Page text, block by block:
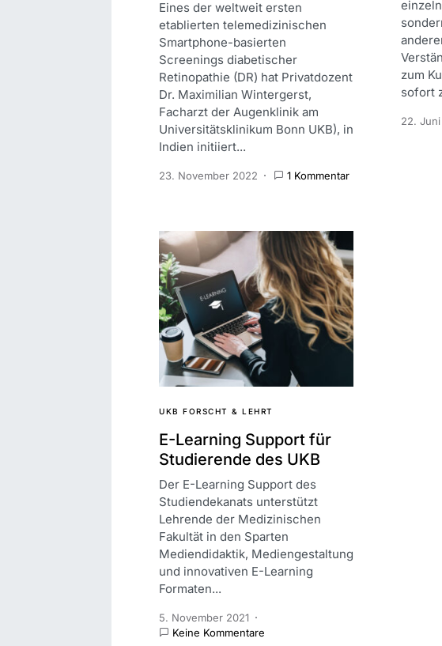
Eines der weltweit ersten
etablierten telemedizinischen
Smartphone-basierten
Screenings diabetischer
Retinopathie (DR) hat Privatdozent
Dr. Maximilian Wintergerst,
Facharzt der Augenklinik am
Universitätsklinikum Bonn UKB), in
Indien initiiert...
23. November 2022 1 Kommentar
zum
sofort
22.
UKB FORSCHT & LEHRT
E-Learning Support für
Studierende des UKB
Der E-Learning Support des
Studiendekanats unterstützt
Lehrende der Medizinischen
Fakultät in den Sparten
Mediendidaktik, Mediengestaltung
und innovativen E-Learning
Formaten...
5. November 2021
Keine Kommentare